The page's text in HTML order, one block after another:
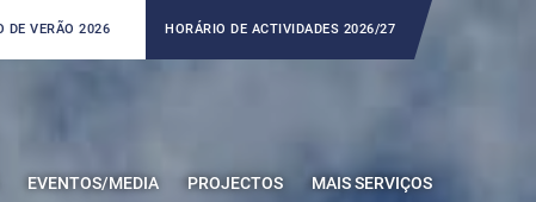
DE VERÃO 2026 HORÁRIO DE ACTIVIDADES 2026/27
EVENTOS/MEDIA PROJECTOS MAIS SERVIÇOS